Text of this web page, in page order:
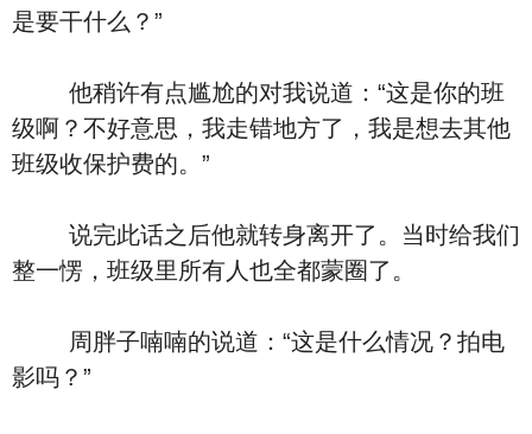
是要干什么？”
他稍许有点尴尬的对我说道：“这是你的班
级啊？不好意思，我走错地方了，我是想去其他
班级收保护费的。”
说完此话之后他就转身离开了。当时给我们
整一愣，班级里所有人也全都蒙圈了。
周胖子喃喃的说道：“这是什么情况？拍电
影吗？”